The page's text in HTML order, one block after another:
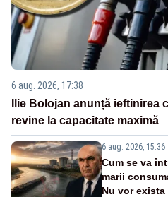
6 aug. 2026, 17:38
Ilie Bolojan anunță
revine la capacitate maximă
6 aug. 2026, 15:36
Cum se va
marii
Nu vor